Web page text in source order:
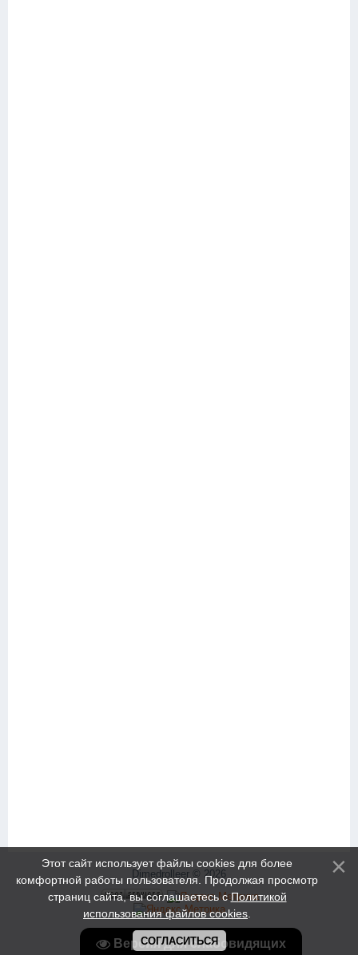
Версия для слабовидящих
Dimedrolleer © 2026
Этот сайт использует файлы cookies для более
комфортной работы пользователя. Продолжая просмотр
страниц сайта, вы соглашаетесь сПолитикой
использования файлов cookies
СОГЛАСИТЬСЯ